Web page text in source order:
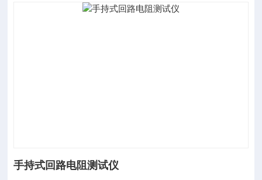
手持式回路电阻测试仪